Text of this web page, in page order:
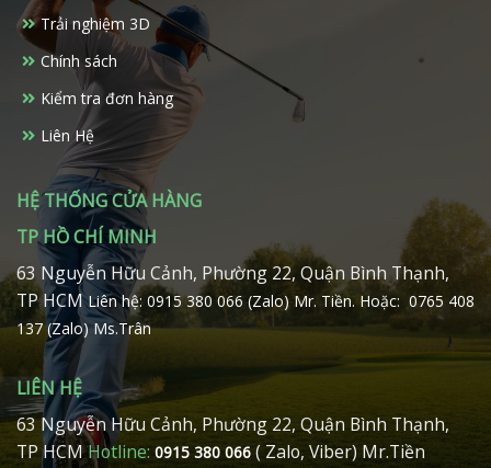
Trải nghiệm 3D
Chính sách
Kiểm tra đơn hàng
Liên Hệ
HỆ THỐNG CỬA HÀNG
TP HỒ CHÍ MINH
63 Nguyễn Hữu Cảnh, Phường 22, Quận Bình Thạnh,
TP HCMLiên hệ: 0915 380 066 (Zalo) Mr. Tiền. Hoặc: 0765 408
137 (Zalo) Ms.Trân
LIÊN HỆ
63 Nguyễn Hữu Cảnh, Phường 22, Quận Bình Thạnh,
TP HCMHotline: 0915 380 066 ( Zalo, Viber) Mr.Tiền